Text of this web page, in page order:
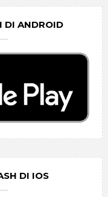
DI ANDROID
DI IOS